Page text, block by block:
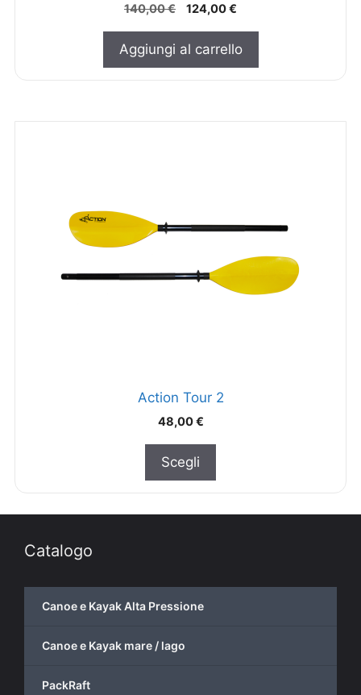
140,00€ 124,00€
Aggiungi al carrello
Action Tour 2
48,00€
Scegli
Catalogo
Canoe e Kayak Alta Pressione
Canoe e Kayak mare / lago
PackRaft